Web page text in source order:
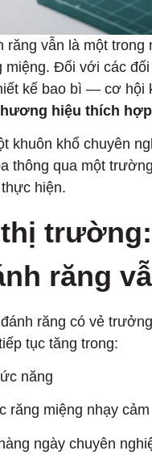
răng vẫn là một
miệng. Đối với các
kế bao bì — cơ hội
hiệu thích
khuôn khổ chuyên
thông qua một
hiện.
răng
răng có vẻ
tục tăng trong:
năng
răng miệng nhạy cảm
ngày chuyên